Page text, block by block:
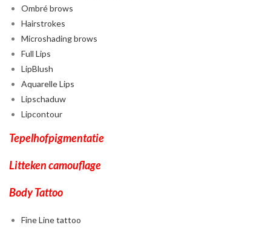
Ombré brows
Hairstrokes
Microshading brows
Full Lips
LipBlush
Aquarelle Lips
Lipschaduw
Lipcontour
Tepelhofpigmentatie
Litteken camouflage
Body Tattoo
Fine Line tattoo